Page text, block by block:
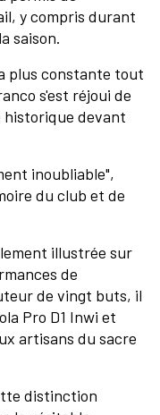
y compris durant
saison.
plus constante tout
s'est réjoui de
historique devant
inoubliable",
du club et de
illustrée sur
de
de vingt buts, il
Pro D1 Inwi et
artisans du sacre
distinction